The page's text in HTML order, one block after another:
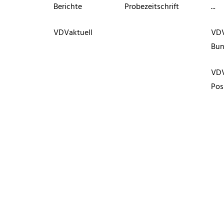
Berichte
VDVaktuell
Probezeitschrift
...